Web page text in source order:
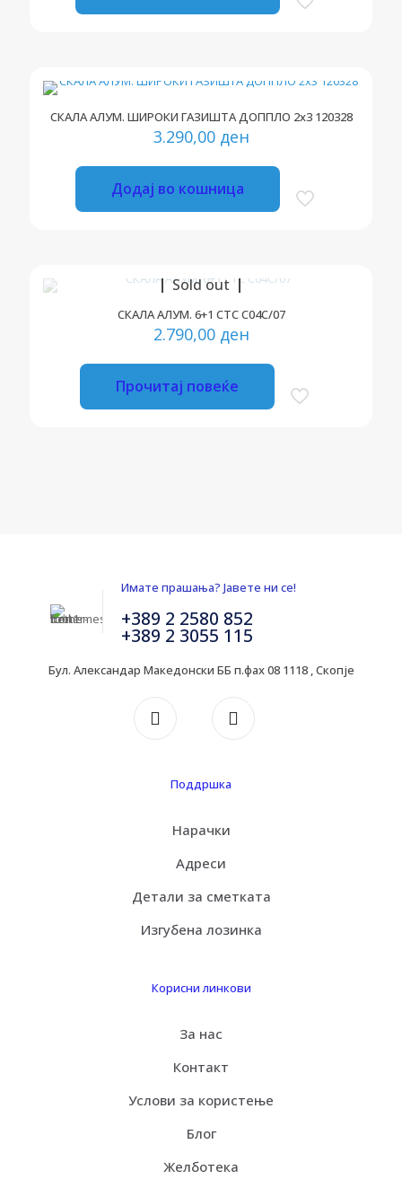
СКАЛА АЛУМ. ШИРОКИ ГАЗИШТА ДОППЛО 2х3 120328
3.290,00 ден
Додај во кошница
Sold out
СКАЛА АЛУМ. 6+1 СТС C04C/07
2.790,00 ден
Прочитај повеќе
Имате прашања? Јавете ни се!
+389 2 2580 852
+389 2 3055 115
Бул. Александар Македонски ББ п.фах 08 1118 , Скопје
Поддршка
Нарачки
Адреси
Детали за сметката
Изгубена лозинка
Корисни линкови
За нас
Контакт
Услови за користење
Блог
Желботека